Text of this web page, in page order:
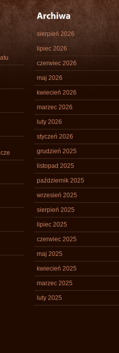
sierpień 2026
lipiec 2026
czerwiec 2026
maj 2026
kwiecień 2026
marzec 2026
luty 2026
styczeń 2026
grudzień 2025
listopad 2025
październik 2025
wrzesień 2025
sierpień 2025
lipiec 2025
czerwiec 2025
maj 2025
kwiecień 2025
marzec 2025
luty 2025